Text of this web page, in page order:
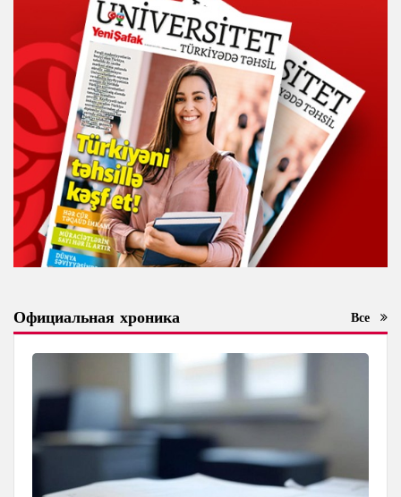
Официальная хроника Все